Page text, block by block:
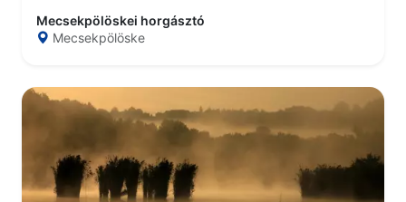
Mecsekpölöskei horgásztó
Mecsekpölöske